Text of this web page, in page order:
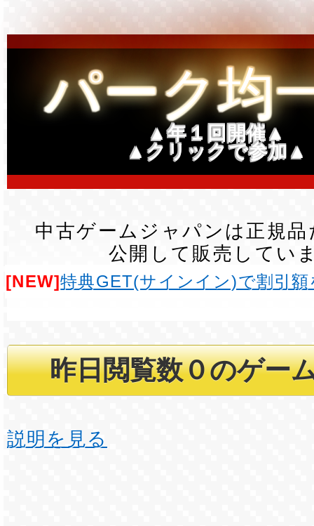
パーク均
▲年１回開催▲
▲クリックで参加▲
中古ゲームジャパンは正規
公開して販売してい
[NEW]特典GET(サインイン)で割引
説明を見る